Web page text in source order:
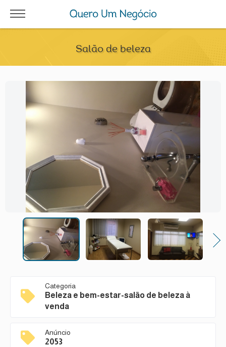
Salão de beleza
Next
Categoria
Beleza e bem-estar-salão de beleza à
venda
Anúncio
2053